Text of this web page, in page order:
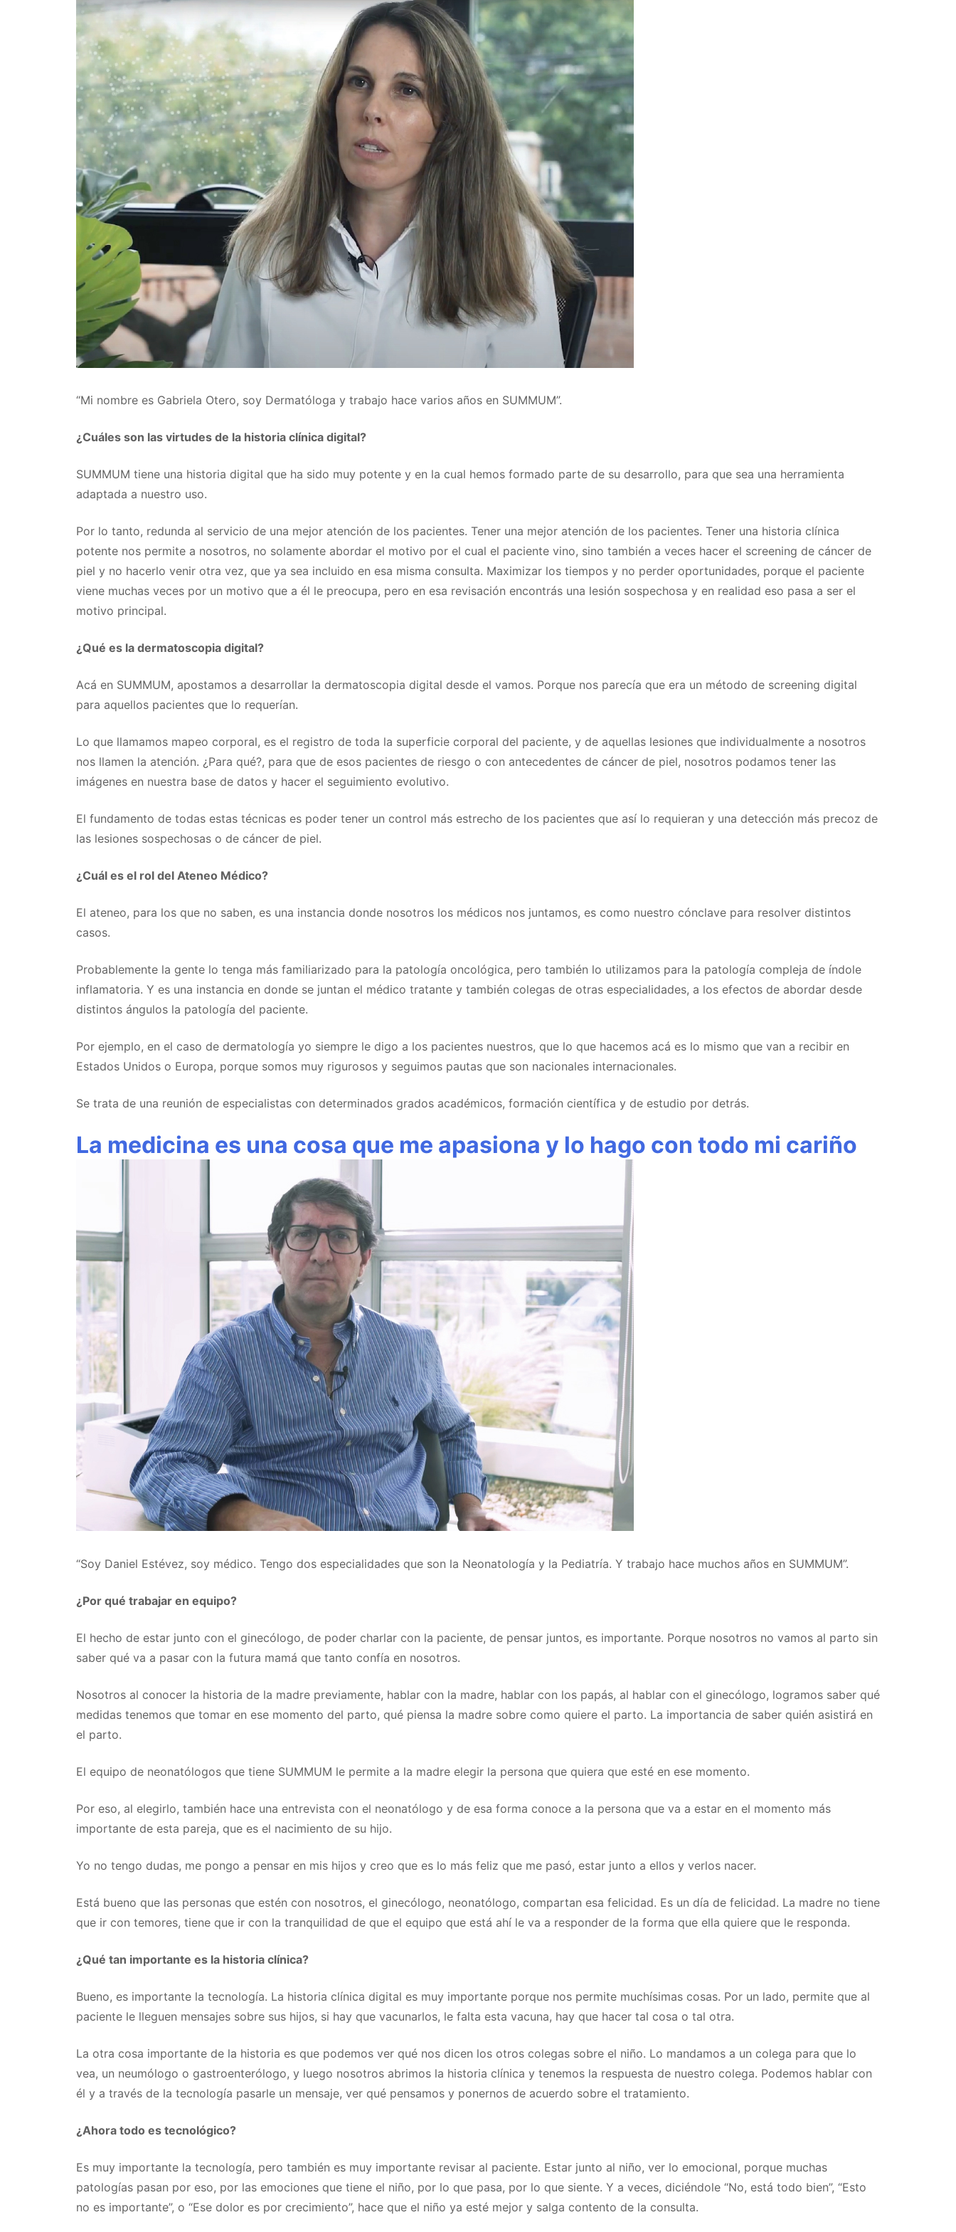
“Mi nombre es Gabriela Otero, soy Dermatóloga y trabajo hace varios años en SUMMUM”.
¿Cuáles son las virtudes de la historia clínica digital?
SUMMUM tiene una historia digital que ha sido muy potente y en la cual hemos formado parte de su desarrollo, para que sea una herramienta
adaptada a nuestro uso.
Por lo tanto, redunda al servicio de una mejor atención de los pacientes. Tener una mejor atención de los pacientes. Tener una historia clínica
potente nos permite a nosotros, no solamente abordar el motivo por el cual el paciente vino, sino también a veces hacer el screening de cáncer de
piel y no hacerlo venir otra vez, que ya sea incluido en esa misma consulta. Maximizar los tiempos y no perder oportunidades, porque el paciente
viene muchas veces por un motivo que a él le preocupa, pero en esa revisación encontrás una lesión sospechosa y en realidad eso pasa a ser el
motivo principal.
¿Qué es la dermatoscopia digital?
Acá en SUMMUM, apostamos a desarrollar la dermatoscopia digital desde el vamos. Porque nos parecía que era un método de screening digital
para aquellos pacientes que lo requerían.
Lo que llamamos mapeo corporal, es el registro de toda la superficie corporal del paciente, y de aquellas lesiones que individualmente a nosotros
nos llamen la atención. ¿Para qué?, para que de esos pacientes de riesgo o con antecedentes de cáncer de piel, nosotros podamos tener las
imágenes en nuestra base de datos y hacer el seguimiento evolutivo.
El fundamento de todas estas técnicas es poder tener un control más estrecho de los pacientes que así lo requieran y una detección más precoz de
las lesiones sospechosas o de cáncer de piel.
¿Cuál es el rol del Ateneo Médico?
El ateneo, para los que no saben, es una instancia donde nosotros los médicos nos juntamos, es como nuestro cónclave para resolver distintos
casos.
Probablemente la gente lo tenga más familiarizado para la patología oncológica, pero también lo utilizamos para la patología compleja de índole
inflamatoria. Y es una instancia en donde se juntan el médico tratante y también colegas de otras especialidades, a los efectos de abordar desde
distintos ángulos la patología del paciente.
Por ejemplo, en el caso de dermatología yo siempre le digo a los pacientes nuestros, que lo que hacemos acá es lo mismo que van a recibir en
Estados Unidos o Europa, porque somos muy rigurosos y seguimos pautas que son nacionales internacionales.
Se trata de una reunión de especialistas con determinados grados académicos, formación científica y de estudio por detrás.
La medicina es una cosa que me apasiona y lo hago con todo mi cariño
“Soy Daniel Estévez, soy médico. Tengo dos especialidades que son la Neonatología y la Pediatría. Y trabajo hace muchos años en SUMMUM”.
¿Por qué trabajar en equipo?
El hecho de estar junto con el ginecólogo, de poder charlar con la paciente, de pensar juntos, es importante. Porque nosotros no vamos al parto sin
saber qué va a pasar con la futura mamá que tanto confía en nosotros.
Nosotros al conocer la historia de la madre previamente, hablar con la madre, hablar con los papás, al hablar con el ginecólogo, logramos saber qué
medidas tenemos que tomar en ese momento del parto, qué piensa la madre sobre como quiere el parto. La importancia de saber quién asistirá en
el parto.
El equipo de neonatólogos que tiene SUMMUM le permite a la madre elegir la persona que quiera que esté en ese momento.
Por eso, al elegirlo, también hace una entrevista con el neonatólogo y de esa forma conoce a la persona que va a estar en el momento más
importante de esta pareja, que es el nacimiento de su hijo.
Yo no tengo dudas, me pongo a pensar en mis hijos y creo que es lo más feliz que me pasó, estar junto a ellos y verlos nacer.
Está bueno que las personas que estén con nosotros, el ginecólogo, neonatólogo, compartan esa felicidad. Es un día de felicidad. La madre no tiene
que ir con temores, tiene que ir con la tranquilidad de que el equipo que está ahí le va a responder de la forma que ella quiere que le responda.
¿Qué tan importante es la historia clínica?
Bueno, es importante la tecnología. La historia clínica digital es muy importante porque nos permite muchísimas cosas. Por un lado, permite que al
paciente le lleguen mensajes sobre sus hijos, si hay que vacunarlos, le falta esta vacuna, hay que hacer tal cosa o tal otra.
La otra cosa importante de la historia es que podemos ver qué nos dicen los otros colegas sobre el niño. Lo mandamos a un colega para que lo
vea, un neumólogo o gastroenterólogo, y luego nosotros abrimos la historia clínica y tenemos la respuesta de nuestro colega. Podemos hablar con
él y a través de la tecnología pasarle un mensaje, ver qué pensamos y ponernos de acuerdo sobre el tratamiento.
¿Ahora todo es tecnológico?
Es muy importante la tecnología, pero también es muy importante revisar al paciente. Estar junto al niño, ver lo emocional, porque muchas
patologías pasan por eso, por las emociones que tiene el niño, por lo que pasa, por lo que siente. Y a veces, diciéndole “No, está todo bien”, “Esto
no es importante”, o “Ese dolor es por crecimiento”, hace que el niño ya esté mejor y salga contento de la consulta.